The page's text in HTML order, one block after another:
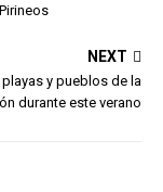
NEXT
y pueblos de la
durante este verano